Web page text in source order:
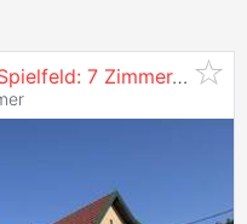
7 Zimmer, Garten, Garage, 5 Stellplätze,